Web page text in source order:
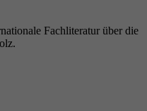
Fachliteratur über die